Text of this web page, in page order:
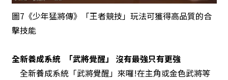
圖7《少年猛將傳》「王者競技」玩法可獲得高品質的合
擊技能
全新養成系統 「武將覺醒」 沒有最強只有更強
全新養成系統「武將覺醒」來囉!在主角或金色武將等